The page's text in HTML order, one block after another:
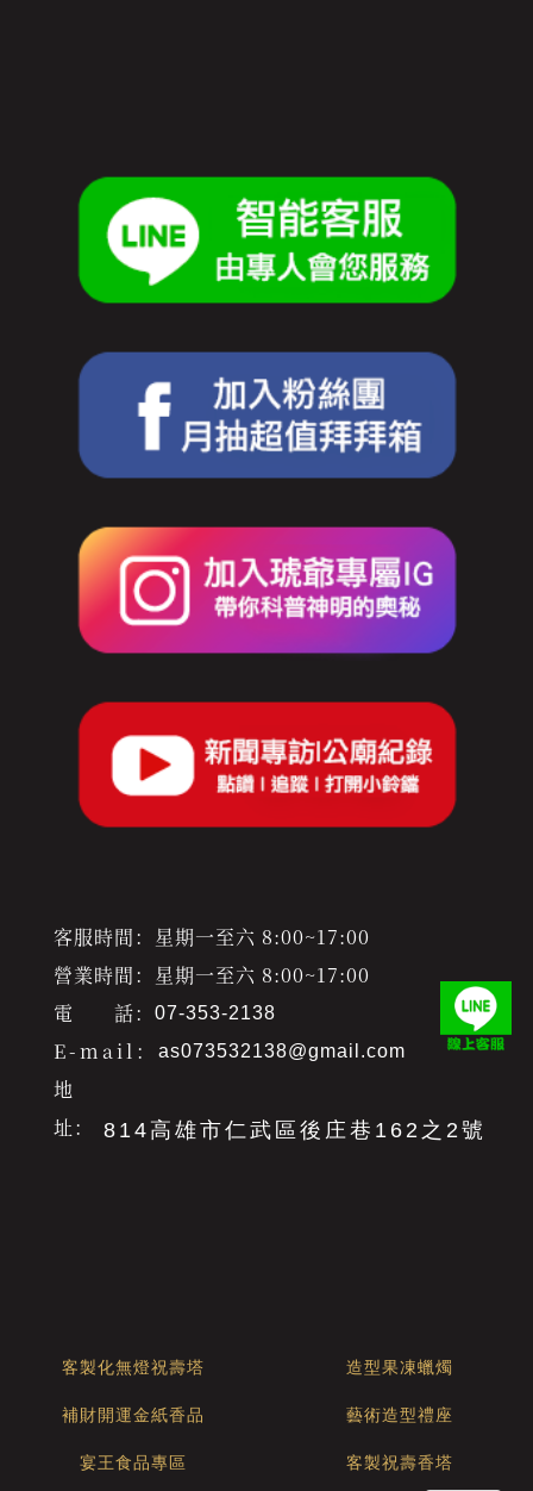
客服時間：星期一至六 8:00~17:00
營業時間：星期一至六 8:00~17:00
電 話：
07-353-2138
E-mail： as073532138@gmail.com
地
址：
814高雄市仁武區後庄巷162之2號
客製化無燈祝壽塔 造型果凍蠟燭
補財開運金紙香品 藝術造型禮座
宴王食品專區 客製祝壽香塔